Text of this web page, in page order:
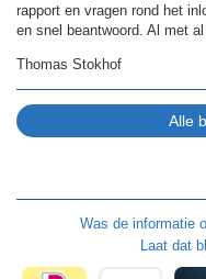
rapport en vragen rond het
en snel beantwoord. Al met
Thomas Stokhof
Was de informatie
Laat dat